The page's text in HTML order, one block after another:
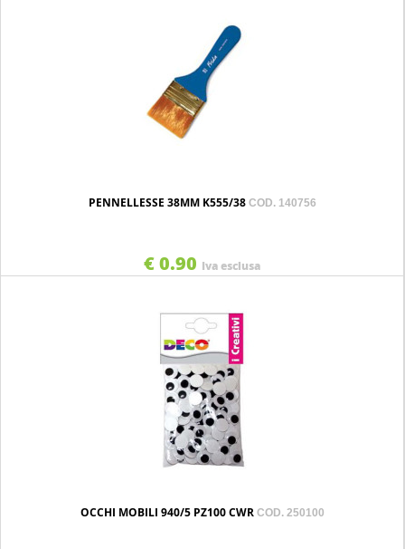
PENNELLESSE 38MM K555/38 COD. 140756
€ 0.90 Iva esclusa
OCCHI MOBILI 940/5 PZ100 CWR COD. 250100